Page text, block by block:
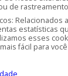
de
Relacionados
estatísticas
esses
fácil para
Mídias